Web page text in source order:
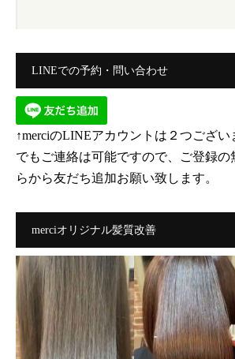
LINEでの予約・問い合わせ
↑merciのLINEアカウントは２つござい
でもご連絡は可能ですので、ご登録の
らから友だち追加お願い致します。
merciオリジナル髪質改善